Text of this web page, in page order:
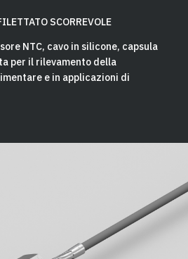
SCORREVOLE
NTC, cavo in silicone, capsula
per il rilevamento della
e in applicazioni di